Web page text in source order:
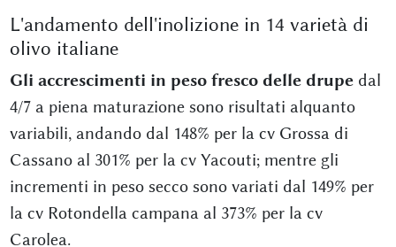
L'andamento dell'inolizione in 14 varietà di
olivo italiane
Gli accrescimenti in peso fresco delle drupedal
4/7 a piena maturazione sono risultati alquanto
variabili, andando dal 148% per la cv Grossa di
Cassano al 301% per la cv Yacouti; mentre gli
incrementi in peso secco sono variati dal 149% per
la cv Rotondella campana al 373% per la cv
Carolea.